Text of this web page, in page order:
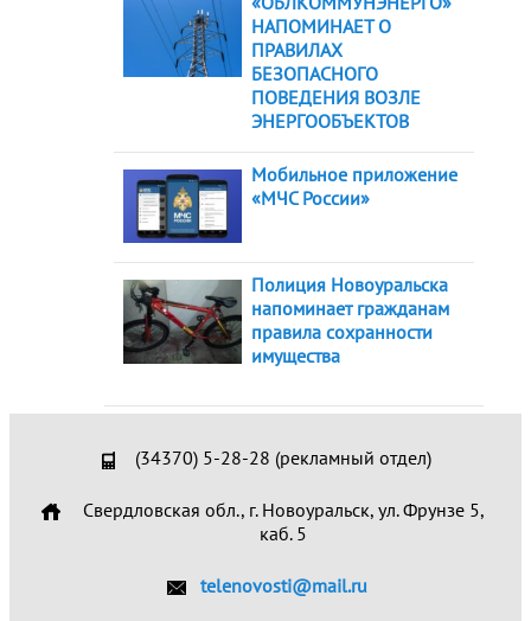
НАПОМИНАЕТ О
ПРАВИЛАХ
БЕЗОПАСНОГО
ПОВЕДЕНИЯ ВОЗЛЕ
ЭНЕРГООБЪЕКТОВ
Мобильное приложение
«МЧС России»
Полиция Новоуральска
напоминает гражданам
правила сохранности
имущества
(34370) 5-28-28 (рекламный отдел)
Свердловская обл., г. Новоуральск, ул. Фрунзе 5,
каб. 5
telenovosti@mail.ru